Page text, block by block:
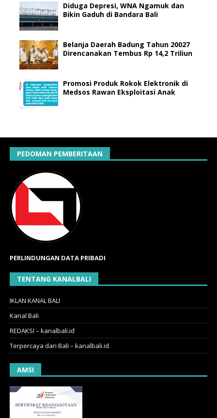
Diduga Depresi, WNA Ngamuk dan
Bikin Gaduh di Bandara Bali
Belanja Daerah Badung Tahun 20027
Direncanakan Tembus Rp 14,2 Triliun
Promosi Produk Rokok Elektronik di
Medsos Rawan Eksploitasi Anak
PEDOMAN PEMBERITAAN
PERLINDUNGAN DATA PRIBADI
TENTANG KANALBALI
IKLAN KANAL BALI
Kanal Bali
REDAKSI – kanalbali.id
Terpercaya dari Bali – kanalbali.id
AMSI